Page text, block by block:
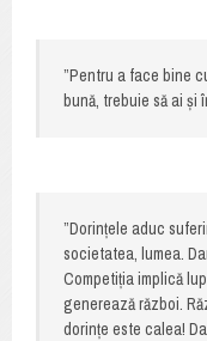
”Pentru a face bine
bună, trebuie să ai și
”Dorințele aduc
societatea, lumea.
Competiția implică
generează război.
dorințe este calea!